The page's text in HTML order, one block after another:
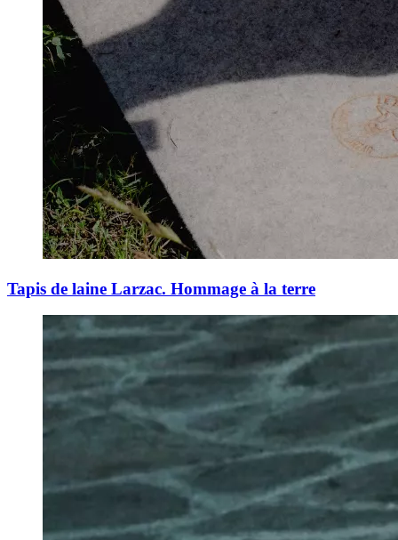
Tapis de laine Larzac. Hommage à la terre